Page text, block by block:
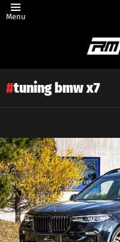
Menu
tuning bmw x7
Latest
story